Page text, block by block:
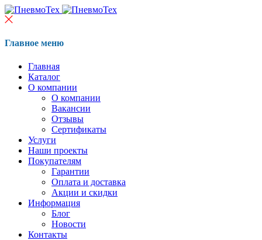
Главное меню
Главная
Каталог
О компании
О компании
Вакансии
Отзывы
Сертификаты
Услуги
Наши проекты
Покупателям
Гарантии
Оплата и доставка
Акции и скидки
Информация
Блог
Новости
Контакты